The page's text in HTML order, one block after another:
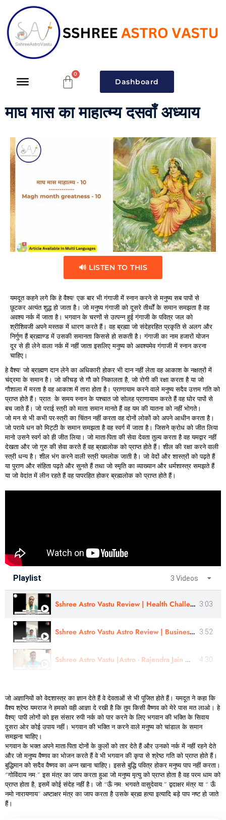
Dashboard
माघ मास का माहात्म्य दसवाँ अध्याय
🔊 LISTEN TO THIS
यमदूत कहने लगे कि हे वैश्य! एक बार भी गंगाजी में स्नान करने से मनुष्य सब पापों से
छूटकर अत्यंत शुद्ध हो जाता है। जो मनुष्य गंगाजी को दूसरे तीर्थों के समान समझता है वह
अवश्य नर्क में जाता है। भगवान के चरणों से उत्पन्न हुई गंगाजी के पवित्र जल को
श्रीशिवजी अपने मस्तक में धारण करते हैं। वह ब्रह्मा जो संदेहरहित प्रकृति से अलग और
निर्गुण हैं ब्रह्माण्ड में उसकी समानता किससे हो सकती है। गंगाजी का नाम हजारों योजन
दूर से ही लेने वाला नर्क में नहीं जाता इसलिए मनुष्य को अवश्यमेव गंगाजी में स्नान करना
चाहिए।
हे वैश्य! जो ब्राह्मण दान लेने का अधिकारी होकर भी दान नहीं लेता वह आकाश के नक्षत्रों में
चंद्रमा के समान है। जो कीचड़ से गौ को निकालता है, जो रोगी की रक्षा करता है या जो
गौशाला में मरता है वह आकाश में तारा होता है। प्राणायाम करने वाले मनुष्य सदैव उत्तम गति को
प्राप्त होते हैं। प्रात: के समय स्नान के पश्चात जो सोलह प्राणायाम करते हैं वह घोर पापों से
बच जाते हैं। जो पराई स्त्री को माता समान मानते हैं वह यम की यातना को नहीं भोगते।
जो मन से भी कभी पर-स्त्री का चिंतन नहीं करता वह दोनों लोकों को अपने आधीन करता है।
जो पराये धन को मिट्टी के समान समझता है वह स्वर्ग में जाता है। जिसने क्रोध को जीत लिया
मानो उसने स्वर्ग को ही जीत लिया। जो माता-पिता की सेवा देवता तुल्य करता है वह यमद्वार नहीं
देखता और जो गुरु की सेवा करते हैं वह ब्रह्मलोक को प्राप्त होते हैं। शील की रक्षा करने वाली
स्त्री धन्य है। शील भंग करने वाली स्त्री यमलोक जाती है। जो वेदों और शास्त्रों को पढ़ते हैं
या पुराण और संहिता पढ़ते और सुनते हैं तथा जो स्मृति का व्याख्यान और धर्मशास्त्र समझते हैं
या जो वेदांत में लीन रहते हैं वह पापरहित होकर ब्रह्मलोक को प्राप्त होते हैं।
Playlist 3 Videos
Sshree Astro Vastu Review | Health Challenges, Match Making |Astro - Ankur Singla Ji In Hindi 3:03
Sshree Astro Vastu Astro Review | Business Consultation |Astro - Jitendra Vijay Singh Ji In Hindi 3:52
Sshree Astro Vastu |Astro - Rajendra Jain Guru Ji | Politician Consultation - Review | 4:30
जो अज्ञानियों को वेदशास्त्र का ज्ञान देते हैं वे देवताओं से भी पूजित होते हैं। यमदूत ने कहा कि
वैश्य श्रेष्ठ यमराज ने हमको वही आज्ञा दे रखी है कि तुम किसी वैष्णव को मेरे पास मत लाओ। हे
वैश्य्! पापी लोगों को इस संसार रुपी नर्क को पार करने के लिए भगवान की भक्ति के सिवाय
दूसरा ओर कोई उपाय नहीं। भगवान की भक्ति न करने वाले मनुष्य को चांडाल के समान
समझना चाहिए।
भगवान के भक्त अपने माता-पिता दोनों के कुलों को तार देते हैं और उनको नर्क में नहीं रहने देते
और जो मनुष्य वैष्णव का भोजन करते हैं वे भी भगवान की कृपा से श्रेष्ठ गति को प्राप्त होते हैं।
बुद्धिमान को सदैव वैष्णव का अन्न खाना चाहिए। इससे बुद्धि पवित्र होकर मनुष्य पाप नहीं करता।
“गोविंदाय नम:” इस मंत्र का जाप करता हुआ जो मनुष्य मृत्यु को प्राप्त होता है वह परम धाम को
प्राप्त होता है, इसमें कोई संदेह नहीं है। जो “ऊँ नम: भगवते वासुदेवाय:” द्वदाक्षर मंत्र या “ ऊँ
नमो नारायणाय” अष्टाक्षर मंत्र का जाप करता है उसके ब्रह्म हत्या इत्यादि बड़े पाप नष्ट हो जाते
हैं।